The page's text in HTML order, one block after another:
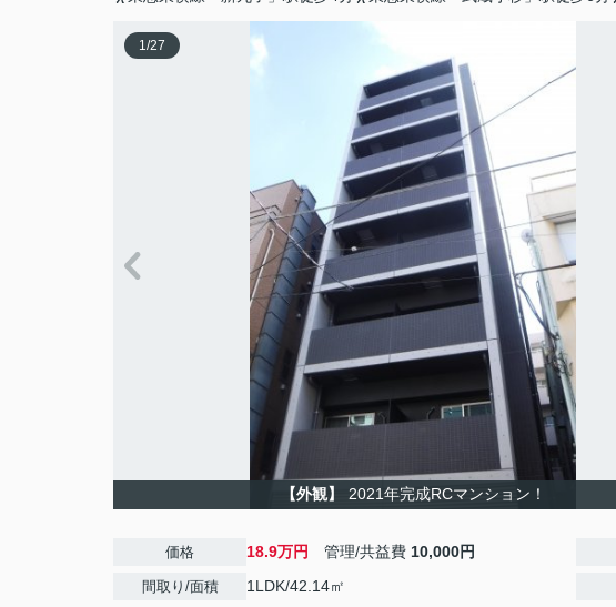
1/27
【外観】 2021年完成RCマンション！
価格 18.9万円 管理/共益費 10,000円
間取り/面積 1LDK/42.14㎡